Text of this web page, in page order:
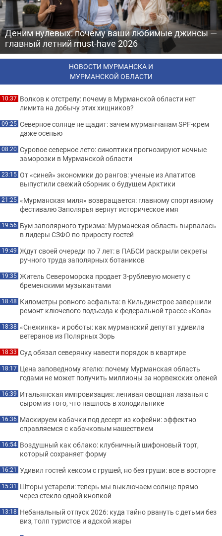
Деним нулевых: почему ваши любимые джинсы —
главный летний must-have 2026
НОВОСТИ МУРМАНСКА И
МУРМАНСКОЙ ОБЛАСТИ
10:37 Волков к отстрелу: почему в Мурманской области нет
лимита на добычу этих хищников?
09:25 Северное солнце не щадит: зачем мурманчанам SPF-крем
даже осенью
08:20 Суровое северное лето: синоптики прогнозируют ночные
заморозки в Мурманской области
23:15 От «синей» экономики до рангов: ученые из Апатитов
выпустили свежий сборник о будущем Арктики
21:25 «Мурманская миля» возвращается: главному спортивному
фестивалю Заполярья вернут историческое имя
19:56 Бум заполярного туризма: Мурманская область вырвалась
в лидеры СЗФО по приросту гостей
19:49 Ждут своей очереди по 7 лет: в ПАБСИ раскрыли секреты
ручного труда заполярных ботаников
19:35 Житель Североморска продает 3-рублевую монету с
бременскими музыкантами
18:48 Километры ровного асфальта: в Кильдинстрое завершили
ремонт ключевого подъезда к федеральной трассе «Кола»
18:38 «Снежинка» и роботы: как мурманский депутат удивила
ветеранов из Полярных Зорь
18:33 Суд обязал северянку навести порядок в квартире
18:17 Цена заповедному ягелю: почему Мурманская область
годами не может получить миллионы за норвежских оленей
16:39 Итальянская импровизация: ленивая овощная лазанья с
сыром из того, что нашлось в холодильнике
16:36 Маскируем кабачки под десерт из кофейни: эффектно
справляемся с кабачковым нашествием
16:54 Воздушный как облако: клубничный шифоновый торт,
который сохраняет форму
16:21 Удивил гостей кексом с грушей, но без груши: все в восторге
15:31 Шторы устарели: теперь мы выключаем солнце прямо
через стекло одной кнопкой
13:18 Небанальный отпуск 2026: куда тайно рвануть с детьми без
виз, толп туристов и адской жары